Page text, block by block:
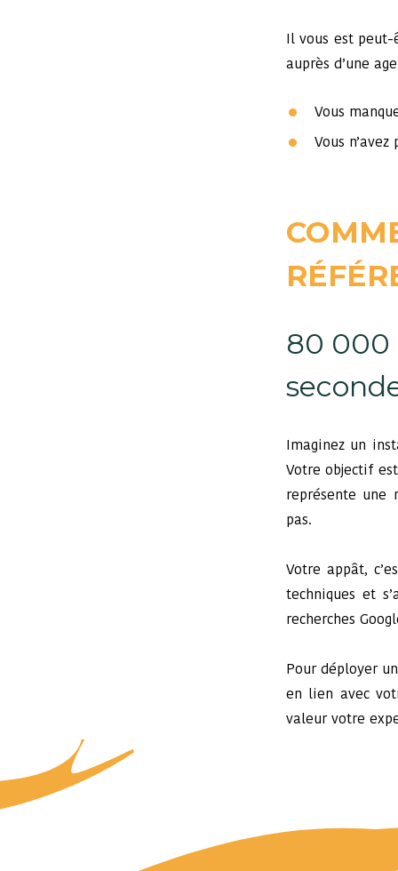
Il vous est
auprès d’une
Vous
Vous
80 000
Imaginez un
Votre objectif
représente une
pas.
Votre appât,
techniques et
recherches
Pour déployer
en lien avec
valeur votre